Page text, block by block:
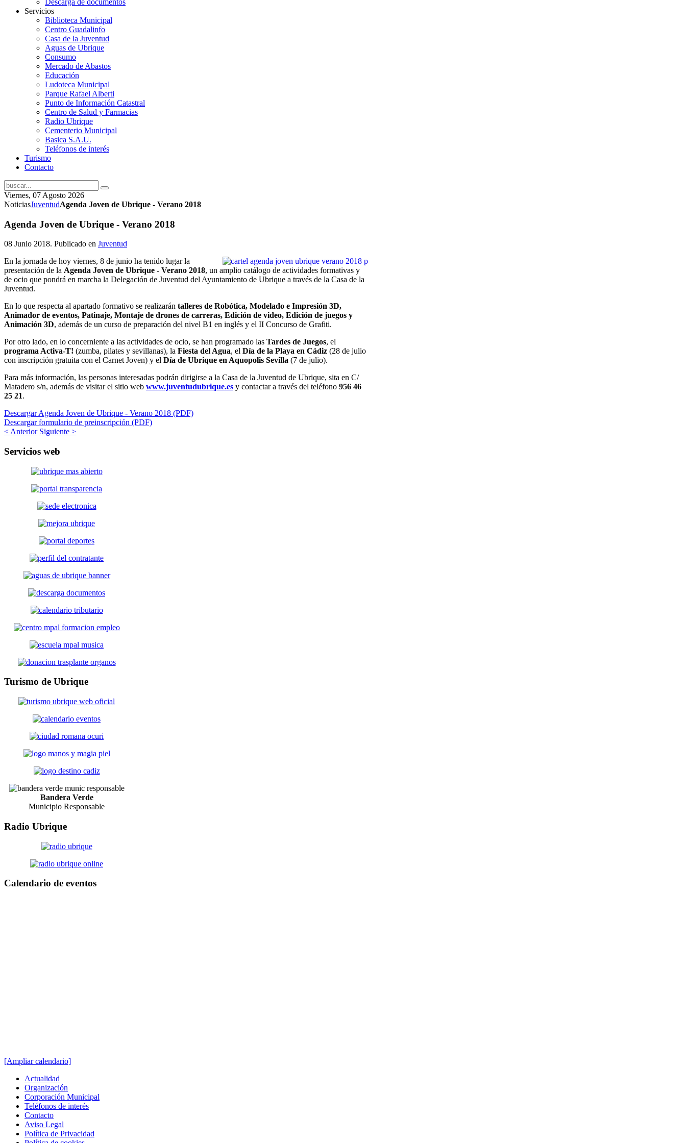
Servicios
Biblioteca Municipal
Centro Guadalinfo
Casa de la Juventud
Aguas de Ubrique
Consumo
Mercado de Abastos
Educación
Ludoteca Municipal
Parque Rafael Alberti
Punto de Información Catastral
Centro de Salud y Farmacias
Radio Ubrique
Cementerio Municipal
Basica S.A.U.
Teléfonos de interés
Turismo
Contacto
Viernes, 07 Agosto 2026
NoticiasJuventudAgenda Joven de Ubrique - Verano 2018
Agenda Joven de Ubrique - Verano 2018
08 Junio 2018. Publicado en Juventud
En la jornada de hoy viernes, 8 de junio ha tenido lugar la
presentación de la Agenda Joven de Ubrique - Verano 2018, un amplio catálogo de actividades formativas y
de ocio que pondrá en marcha la Delegación de Juventud del Ayuntamiento de Ubrique a través de la Casa de la
Juventud.
En lo que respecta al apartado formativo se realizarán talleres de Robótica, Modelado e Impresión 3D,
Animador de eventos, Patinaje, Montaje de drones de carreras, Edición de video, Edición de juegos y
Animación 3D, además de un curso de preparación del nivel B1 en inglés y el II Concurso de Grafiti.
Por otro lado, en lo concerniente a las actividades de ocio, se han programado las Tardes de Juegos, el
programa Activa-T! (zumba, pilates y sevillanas), la Fiesta del Agua, el Día de la Playa en Cádiz (28 de julio
con inscripción gratuita con el Carnet Joven) y el Día de Ubrique en Aquopolis Sevilla (7 de julio).
Para más información, las personas interesadas podrán dirigirse a la Casa de la Juventud de Ubrique, sita en C/
Matadero s/n, además de visitar el sitio web www.juventudubrique.es y contactar a través del teléfono 956 46
25 21.
Descargar Agenda Joven de Ubrique - Verano 2018 (PDF)
Descargar formulario de preinscripción (PDF)
< Anterior Siguiente >
Servicios web
Turismo de Ubrique
Bandera Verde
Municipio Responsable
Radio Ubrique
Calendario de eventos
[Ampliar calendario]
Actualidad
Organización
Corporación Municipal
Teléfonos de interés
Contacto
Aviso Legal
Política de Privacidad